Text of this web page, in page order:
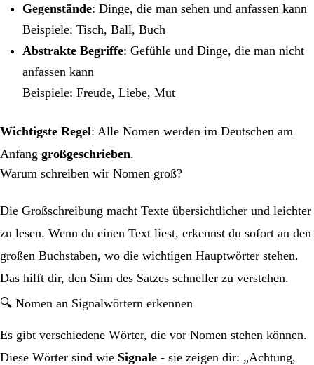
Gegenstände: Dinge, die man sehen und anfassen kann
Beispiele: Tisch, Ball, Buch
Abstrakte Begriffe: Gefühle und Dinge, die man nicht
anfassen kann
Beispiele: Freude, Liebe, Mut
Wichtigste Regel: Alle Nomen werden im Deutschen am
Anfang großgeschrieben.
Warum schreiben wir Nomen groß?
Die Großschreibung macht Texte übersichtlicher und leichter
zu lesen. Wenn du einen Text liest, erkennst du sofort an den
großen Buchstaben, wo die wichtigen Hauptwörter stehen.
Das hilft dir, den Sinn des Satzes schneller zu verstehen.
🔍 Nomen an Signalwörtern erkennen
Es gibt verschiedene Wörter, die vor Nomen stehen können.
Diese Wörter sind wie Signale - sie zeigen dir: „Achtung,